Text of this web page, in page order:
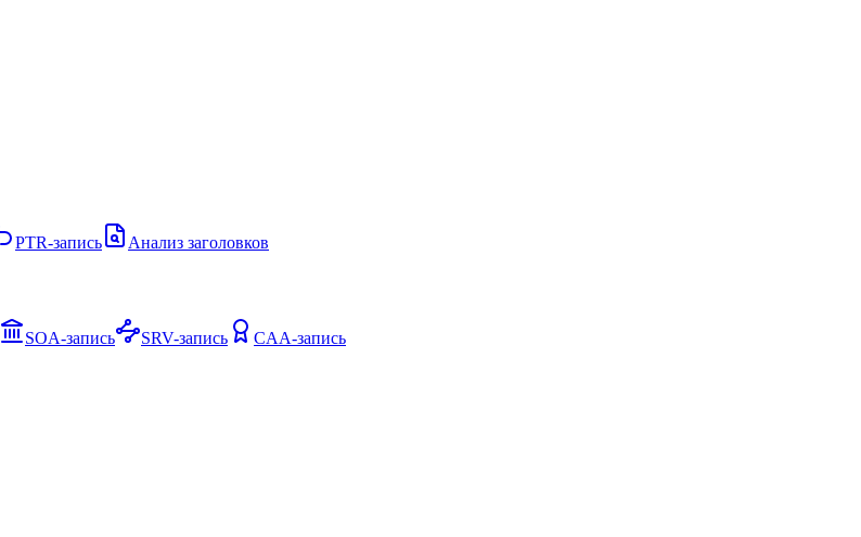
PTR-запись Анализ заголовков
SOA-запись SRV-запись CAA-запись